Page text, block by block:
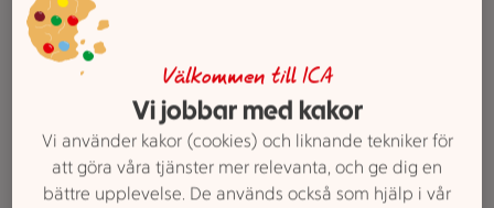
3. Grillad paprikasallad med
Välkommen till ICA
Vi jobbar med kakor
Vi använder kakor (cookies) och liknande tekniker för
att göra våra tjänster mer relevanta, och ge dig en
bättre upplevelse. De används också som hjälp i vår